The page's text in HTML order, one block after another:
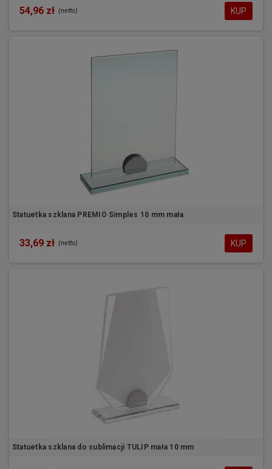
54,96 zł (netto) KUP
Statuetka szklana PREMIO Simples 10 mm mała
33,69 zł (netto) KUP
Statuetka szklana do sublimacji TULIP mała 10 mm